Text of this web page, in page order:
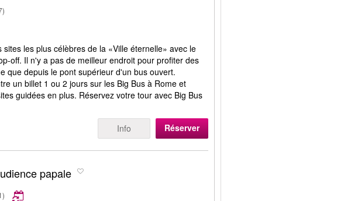
sites les plus célèbres de la «Ville éternelle» avec le
off. Il n'y a pas de meilleur endroit pour profiter des
que depuis le pont supérieur d'un bus ouvert.
un billet 1 ou 2 jours sur les Big Bus à Rome et
guidées en plus. Réservez votre tour avec Big Bus
Info Réserver
papale